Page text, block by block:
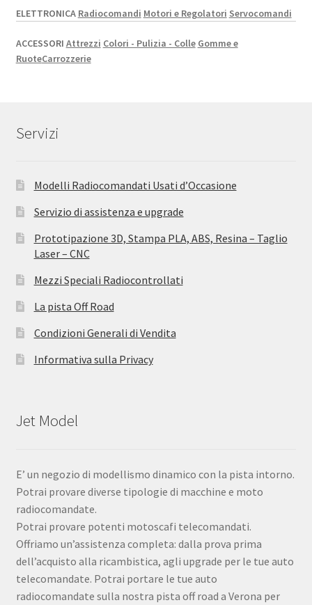
ELETTRONICA Radiocomandi Motori e Regolatori Servocomandi
ACCESSORI Attrezzi Colori - Pulizia - Colle Gomme e
RuoteCarrozzerie
Servizi
Modelli Radiocomandati Usati d’Occasione
Servizio di assistenza e upgrade
Prototipazione 3D, Stampa PLA, ABS, Resina – Taglio
Laser – CNC
Mezzi Speciali Radiocontrollati
La pista Off Road
Condizioni Generali di Vendita
Informativa sulla Privacy
Jet Model
E’ un negozio di modellismo dinamico con la pista intorno.
Potrai provare diverse tipologie di macchine e moto
radiocomandate.
Potrai provare potenti motoscafi telecomandati.
Offriamo un’assistenza completa: dalla prova prima
dell’acquisto alla ricambistica, agli upgrade per le tue auto
telecomandate. Potrai portare le tue auto
radiocomandate sulla nostra pista off road a Verona per